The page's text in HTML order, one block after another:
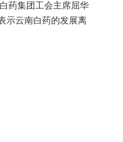
药集团工会主席屈华
示云南白药的发展离